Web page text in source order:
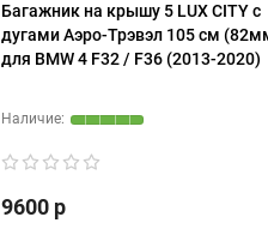
Багажник на крышу 5 LUX CITY с
дугами Аэро-Трэвэл 105 cм
для BMW 4 F32 / F36 (2013-2020)
9600 р